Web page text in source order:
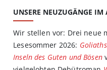
UNSERE NEUZUGÄNGE IM
Wir stellen vor: Drei neue
Lesesommer 2026:
Inseln des Guten und Bösen